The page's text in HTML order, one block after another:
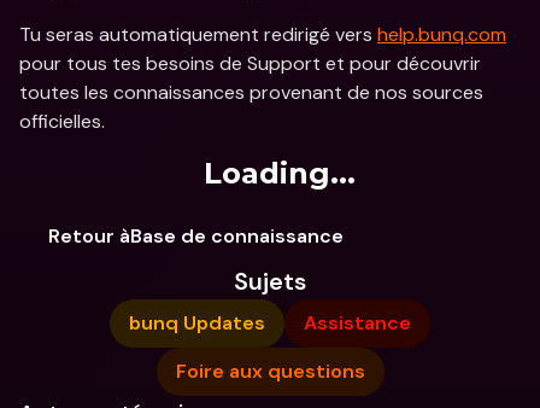
Tu seras automatiquement redirigé vers help.bunq.com
pour tous tes besoins de Support et pour découvrir
toutes les connaissances provenant de nos sources
officielles.
Loading...
Retour àBase de connaissance
Sujets
bunq Updates
Assistance
Foire aux questions